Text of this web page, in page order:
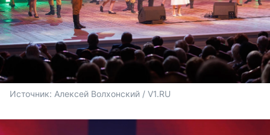
Источник: Алексей Волхонский / V1.RU